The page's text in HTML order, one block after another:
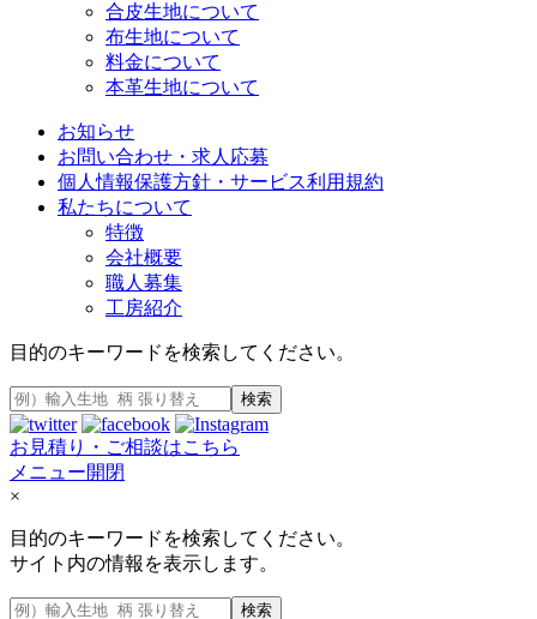
合皮生地について
布生地について
料金について
本革生地について
お知らせ
お問い合わせ・求人応募
個人情報保護方針・サービス利用規約
私たちについて
特徴
会社概要
職人募集
工房紹介
目的のキーワードを検索してください。
検索
お見積り・ご相談はこちら
メニュー開閉
×
目的のキーワードを検索してください。
サイト内の情報を表示します。
検索